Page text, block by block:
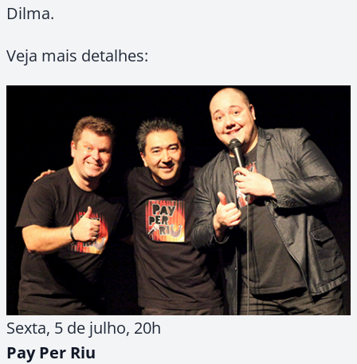
Dilma.
Veja mais detalhes:
Sexta, 5 de julho, 20h
Pay Per Riu